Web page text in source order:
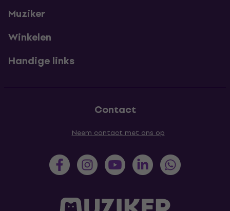
Muziker
Winkelen
Handige links
Contact
Neem contact met ons op